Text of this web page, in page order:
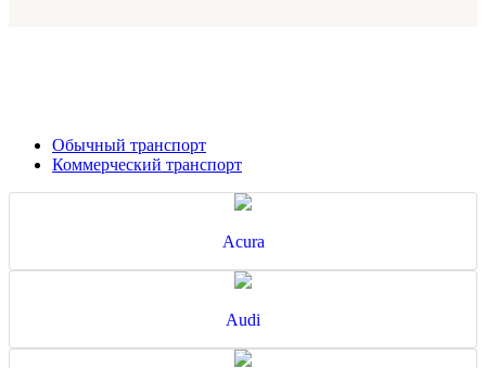
Обычный транспорт
Коммерческий транспорт
Acura
Audi